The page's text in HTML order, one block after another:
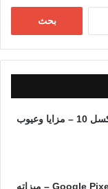
سعر ومواصفات جوجل بيكسل 10 – مزايا وعيوب
سعر ومواصفات Google Pixel 10 Pro – ميزاته